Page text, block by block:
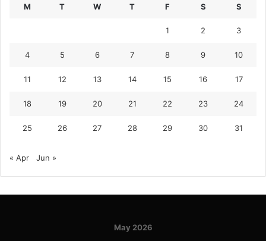
M T W T F S S
1 2 3
4 5 6 7 8 9 10
11 12 13 14 15 16 17
18 19 20 21 22 23 24
25 26 27 28 29 30 31
« Apr Jun »
May 2026